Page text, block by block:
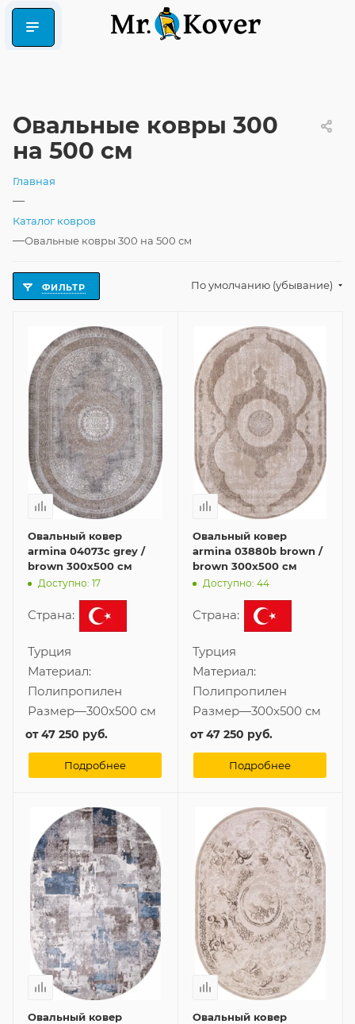
Овальные ковры 300
на 500 см
Главная
—
Каталог ковров
—Овальные ковры 300 на 500 см
ФИЛЬТР По умолчанию (убывание)
Овальный ковер
armina 04073c grey /
brown 300x500 см
Доступно: 17
Страна:
Турция
Материал:
Полипропилен
Размер—300x500 см
от47 250 руб.
Подробнее
Овальный ковер
armina 03880b brown /
brown 300x500 см
Доступно: 44
Страна:
Турция
Материал:
Полипропилен
Размер—300x500 см
от47 250 руб.
Подробнее
Овальный ковер
Овальный ковер